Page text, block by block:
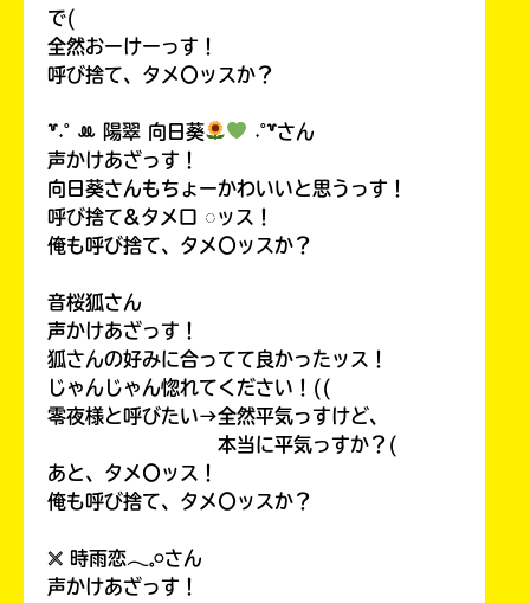
で(
全然おーけーっす！
呼び捨て、タメ〇ッスか？
꒷˖˚ ꔛ‬ 陽翠 向日葵
˖˚꒷さん
声かけあざっす！
向日葵さんもちょーかわいいと思うっす！
呼び捨て&タメ口 ◌ッス！
俺も呼び捨て、タメ〇ッスか？
音桜狐さん
声かけあざっす！
狐さんの好みに合ってて良かったッス！
じゃんじゃん惚れてください！((
零夜様と呼びたい→全然平気っすけど、
本当に平気っすか？(
あと、タメ〇ッス！
俺も呼び捨て、タメ〇ッスか？
𓏴 時雨恋𓂃𓈒𓏸さん
声かけあざっす！